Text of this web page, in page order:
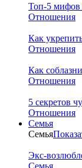
Топ-5 мифов
Отношения
Как
Отношения
Как
Отношения
5 секретов
Отношения
Семья
Семья
Экс-
Семья